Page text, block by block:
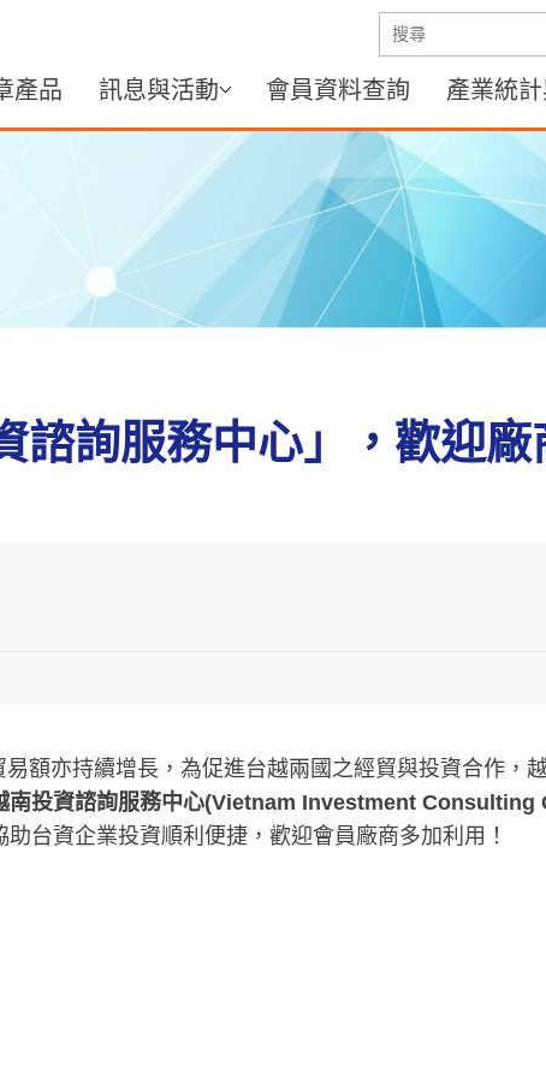
產品 訊息與活動 會員資料查詢 產業統
諮詢服務中心」，歡迎廠
額亦持續增長，為促進台越兩國之經貿與投資合作，
南投資諮詢服務中心(Vietnam Investment Consulting
助台資企業投資順利便捷，歡迎會員廠商多加利用！